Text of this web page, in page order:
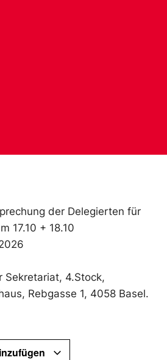
der Delegierten für
17.10 + 18.10
Sekretariat, 4.Stock,
Rebgasse 1, 4058 Basel.